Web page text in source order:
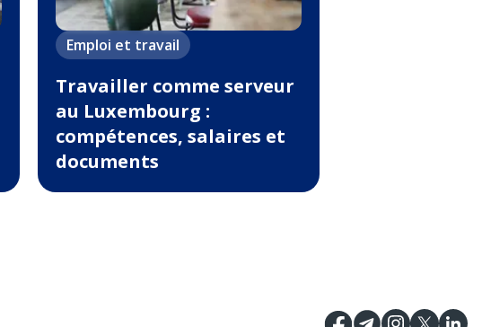
Emploi et travail
Travailler comme serveur
au Luxembourg :
compétences, salaires et
documents